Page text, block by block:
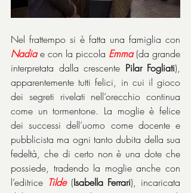
Nadia e con la piccola Emma (da grande
interpretata dalla crescente Pilar Fogliati),
apparentemente tutti felici, in cui il gioco
dei segreti rivelati nell’orecchio continua
come un tormentone. La moglie è felice
dei successi dell’uomo come docente e
pubblicista ma ogni tanto dubita della sua
fedeltà, che di certo non è una dote che
possiede, tradendo la moglie anche con
l’editrice Tilde (Isabella Ferrari), incaricata